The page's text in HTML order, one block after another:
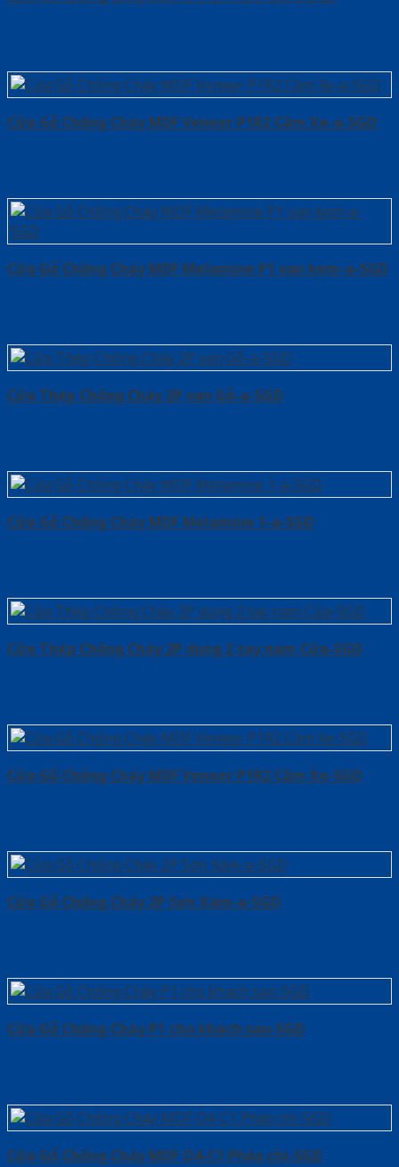
Cửa Gỗ Chống Cháy MDF Veneer P1R2 Căm Xe-a-SGD
Cửa Gỗ Chống Cháy MDF Melamine P1 van kem-a-SGD
Cửa Thép Chống Cháy 2P van Gỗ-a-SGD
Cửa Gỗ Chống Cháy MDF Melamine 1-a-SGD
Cửa Thép Chống Cháy 2P dung 2 tay nam Cửa-SGD
Cửa Gỗ Chống Cháy MDF Veneer P1R2 Căm Xe-SGD
Cửa Gỗ Chống Cháy 2P Sơn Xám-a-SGD
Cửa Gỗ Chống Cháy P1 cho khach san-SGD
Cửa Gỗ Chống Cháy MDF O4-C1 Phào chi-SGD